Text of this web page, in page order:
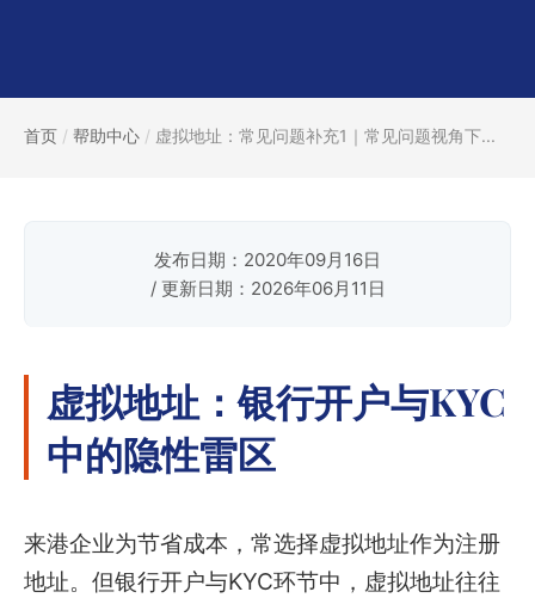
首页 / 帮助中心 / 虚拟地址：常见问题补充1｜常见问题视角下...
发布日期：2020年09月16日
/ 更新日期：2026年06月11日
虚拟地址：银行开户与KYC
中的隐性雷区
来港企业为节省成本，常选择虚拟地址作为注册
地址。但银行开户与KYC环节中，虚拟地址往往